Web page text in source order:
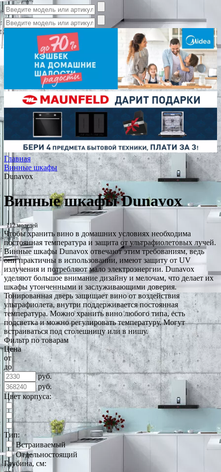
Главная
Винные шкафы
Dunavox
Винные шкафы Dunavox
112 моделей
Чтобы хранить вино в домашних условиях необходима
постоянная температура и защита от ультрафиолетовых лучей.
Винные шкафы Dunavox отвечают этим требованиям, ведь
они практичны в использовании, имеют защиту от UV
излучения и потребляют мало электроэнергии. Dunavox
уделяют большое внимание дизайну и мелочам, что делает их
шкафы утонченными и заслуживающими доверия.
Тонированная дверь защищает вино от воздействия
ультрафиолета, внутри поддерживается постоянная
температура. Можно хранить вино любого типа, есть
подсветка и можно регулировать температуру. Могут
встраиваться под столешницу или в нишу.
Фильтр по товарам
Цена
от
до
руб.
руб.
Цвет корпуса:
Тип:
Встраиваемый
Отдельностоящий
Глубина, см: